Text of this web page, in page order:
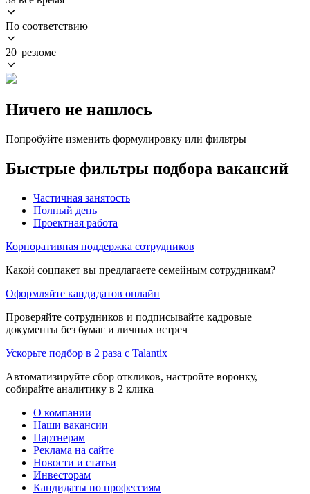
По соответствию
20 резюме
Ничего не нашлось
Попробуйте изменить формулировку или фильтры
Быстрые фильтры подбора вакансий
Частичная занятость
Полный день
Проектная работа
Корпоративная поддержка сотрудников
Какой соцпакет вы предлагаете семейным сотрудникам?
Оформляйте кандидатов онлайн
Проверяйте сотрудников и подписывайте кадровые
документы без бумаг и личных встреч
Ускорьте подбор в 2 раза с Talantix
Автоматизируйте сбор откликов, настройте воронку,
собирайте аналитику в 2 клика
О компании
Наши вакансии
Партнерам
Реклама на сайте
Новости и статьи
Инвесторам
Кандидаты по профессиям